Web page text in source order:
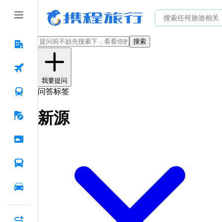
搜索
我要提问
问答标签
新源